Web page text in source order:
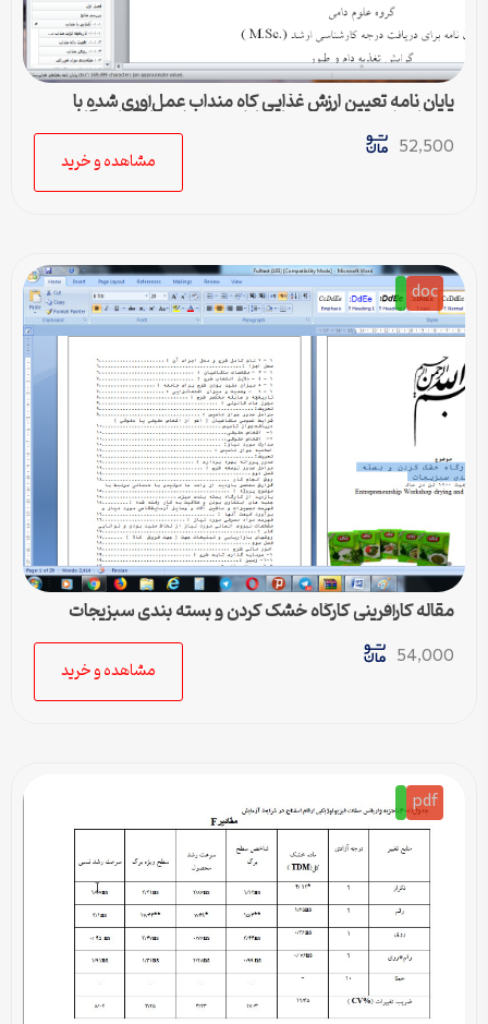
پایان نامه تعیین ارزش غذایی کاه منداب عمل‌آوری شده با
استفاده از تکنیک کیسه‌های نایلونی و تولید گاز‌‌‌‌‌‌‌‌‌‌‌‌‌‌‌‌‌‌‌‌‌‌‌‌ آزمایشگاهی
52,500
مشاهده و خرید
doc
مقاله کارآفرینی کارگاه خشک کردن و بسته بندی سبزیجات
54,000
مشاهده و خرید
pdf